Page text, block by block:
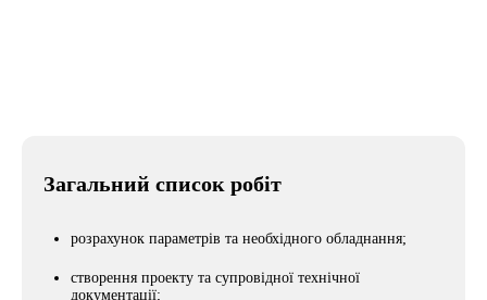
Загальний список робіт
розрахунок параметрів та необхідного обладнання;
створення проекту та супровідної технічної
документації;